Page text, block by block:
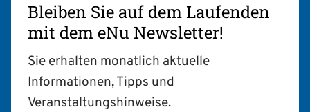
Bleiben Sie auf dem Laufenden
mit dem eNu Newsletter!
Sie erhalten monatlich aktuelle
Informationen, Tipps und
Veranstaltungshinweise.